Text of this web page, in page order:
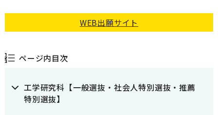
WEB出願サイト
ページ内目次
工学研究科【一般選抜・社会人特別選抜・推薦
特別選抜】